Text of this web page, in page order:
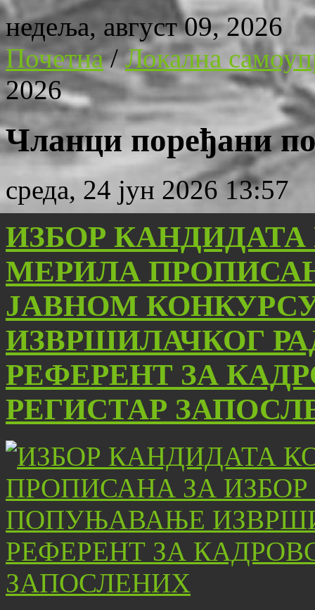
недеља, август 09, 2026
Почетна/Локална
2026
Чланци поређани
среда, 24 јун 2026 13:57
ИЗБОР
МЕРИЛА
ЈАВНОМ
ИЗВРШИЛАЧКОГ
РЕФЕРЕНТ ЗА
РЕГИСТАР